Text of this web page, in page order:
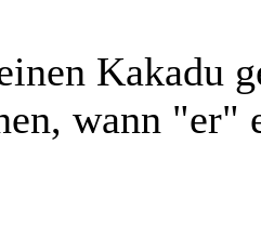
Kakadu
wann